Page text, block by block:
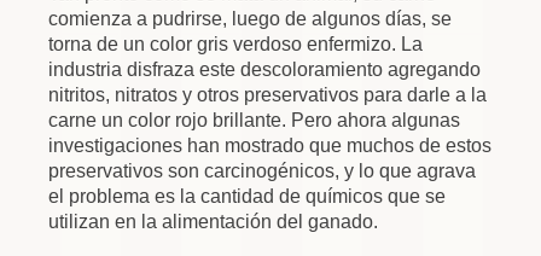
comienza a pudrirse, luego de algunos días, se
torna de un color gris verdoso enfermizo. La
industria disfraza este descoloramiento agregando
nitritos, nitratos y otros preservativos para darle a la
carne un color rojo brillante. Pero ahora algunas
investigaciones han mostrado que muchos de estos
preservativos son carcinogénicos, y lo que agrava
el problema es la cantidad de químicos que se
utilizan en la alimentación del ganado.